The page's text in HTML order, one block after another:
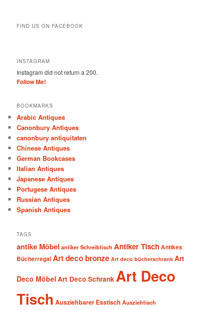
FIND US ON FACEBOOK
INSTAGRAM
Instagram did not return a 200.
Follow Me!
BOOKMARKS
Arabic Antiques
Canonbury Antiques
canonbury antiquitaten
Chinese Antiques
German Bookcases
Italian Antiques
Japanese Antiques
Portugese Antiques
Russian Antiques
Spanish Antiques
TAGS
antike Möbel antiker Schreibtisch Antiker TischAntikes
BücherregalArt deco bronze Art deco bücherschrank Art
Deco Möbel Art Deco Schrank Art Deco
Tisch Ausziehbarer Esstisch Ausziehtisch